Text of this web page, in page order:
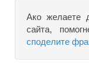
Ако желаете
сайта,
споделите